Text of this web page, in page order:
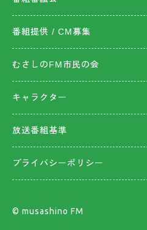
番組提供 / CM募集
むさしのFM市民の会
キャラクター
放送番組基準
プライバシーポリシー
©︎ musashino FM